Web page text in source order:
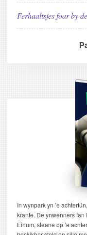
Ferhaaltsjes foar by
In wynpark yn ’e
krante. De ynwenners fan
Einum, steane op ’e